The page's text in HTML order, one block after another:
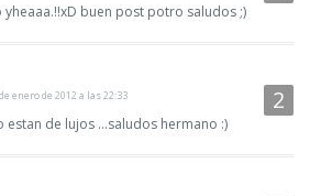
buen post potro saludos ;)
enero de 2012 a las 22:33
de lujos ...saludos hermano :)